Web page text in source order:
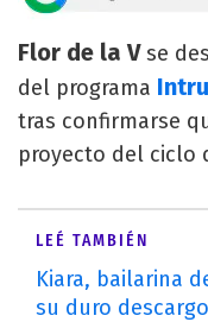
Flor de la Vse
del programa
tras confirmarse
proyecto del ciclo
LEÉ TAMBIÉN
Kiara, bailarina
su duro